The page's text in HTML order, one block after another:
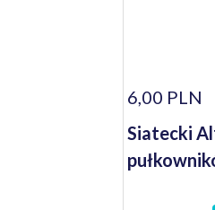
6,00 PLN
Siatecki